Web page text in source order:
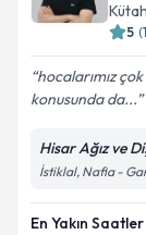
5 (1
hocalarımız
konusunda da...
Hisar Ağız ve
İstiklal, Nafia -
En Yakın Saatler